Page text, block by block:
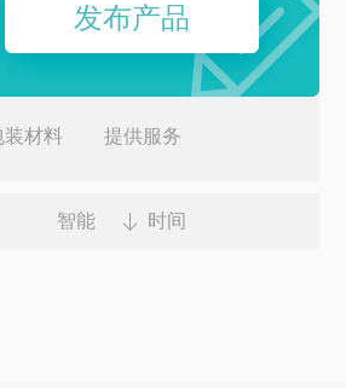
装材料 提供服务
发布产品
智能 时间